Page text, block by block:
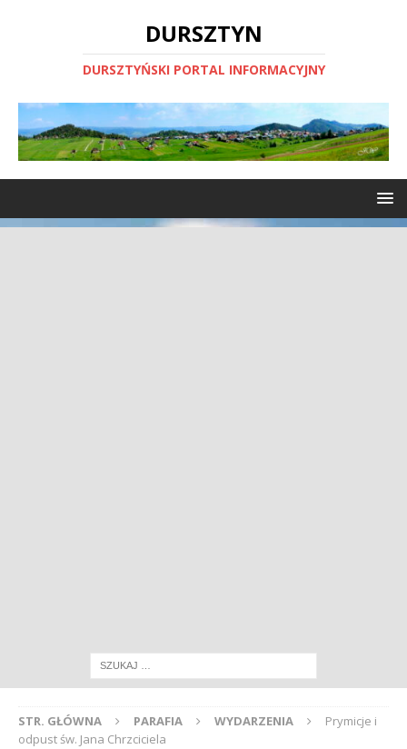
DURSZTYN
DURSZTYŃSKI PORTAL INFORMACYJNY
STR. GŁÓWNA PARAFIA WYDARZENIA
Prymicje i
odpust św. Jana Chrzciciela